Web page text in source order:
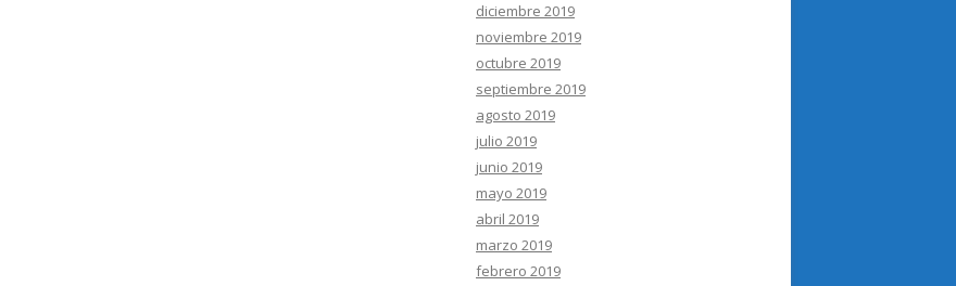
diciembre 2019
noviembre 2019
octubre 2019
septiembre 2019
agosto 2019
julio 2019
junio 2019
mayo 2019
abril 2019
marzo 2019
febrero 2019